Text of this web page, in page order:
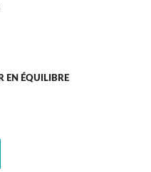
EN ÉQUILIBRE